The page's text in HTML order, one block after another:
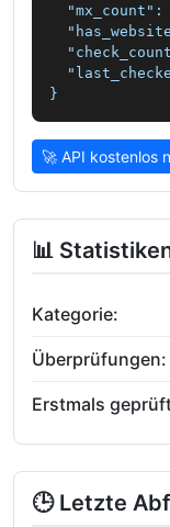
"mx_count":
}
🚀 API kostenlos
📊
Kategorie:
Überprüfungen:
Erstmals
🕒 Letzte